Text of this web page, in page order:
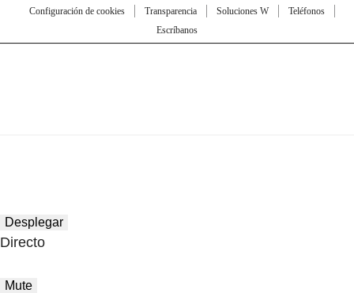
Configuración de cookies
Transparencia Soluciones W
Teléfonos
Escríbanos
Desplegar
Directo
Mute